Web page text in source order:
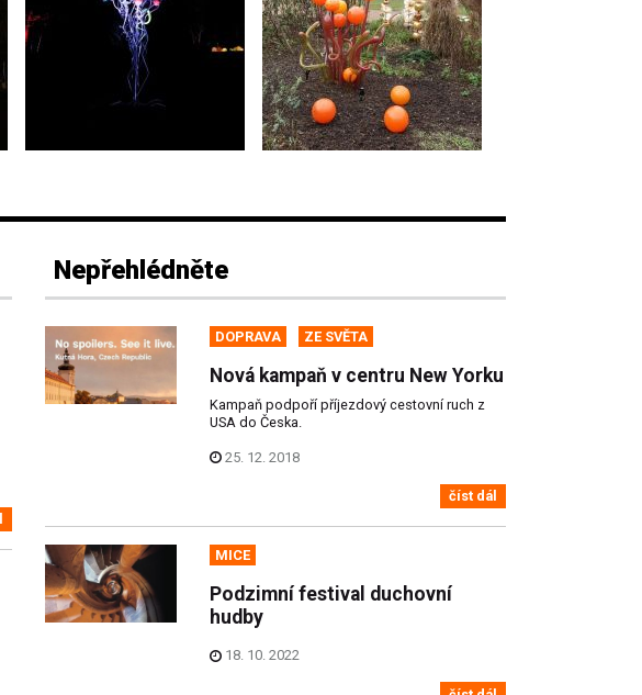
Nepřehlédněte
DOPRAVA ZE SVĚTA
Nová kampaň v centru New Yorku
Kampaň podpoří příjezdový cestovní ruch z
USA do Česka.
25. 12. 2018
číst dál
MICE
Podzimní festival duchovní
hudby
18. 10. 2022